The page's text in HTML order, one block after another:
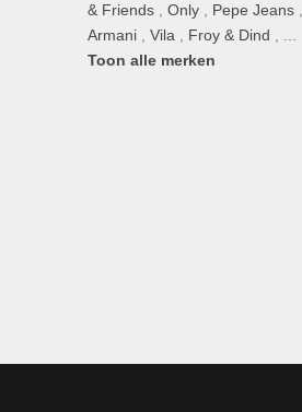
& Friends ,Only Pepe Jeans
Armani ,Vila Froy & Dind
Toon alle merken